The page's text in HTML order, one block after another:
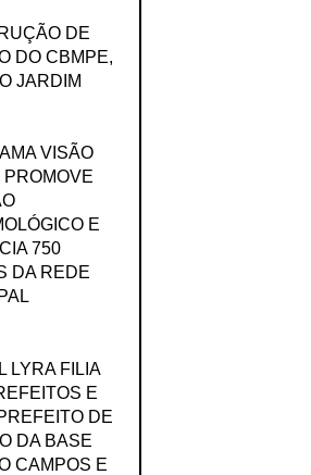
DE
DO CBMPE,
JARDIM
VISÃO
PROMOVE
E
750
DA REDE
LYRA FILIA
E
DE
DA BASE
CAMPOS E